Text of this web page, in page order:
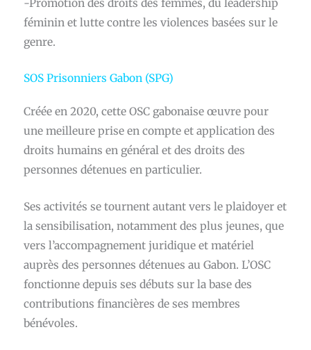
-Promotion des droits des femmes, du leadership
féminin et lutte contre les violences basées sur le
genre.
SOS Prisonniers Gabon (SPG)
Créée en 2020, cette OSC gabonaise œuvre pour
une meilleure prise en compte et application des
droits humains en général et des droits des
personnes détenues en particulier.
Ses activités se tournent autant vers le plaidoyer et
la sensibilisation, notamment des plus jeunes, que
vers l’accompagnement juridique et matériel
auprès des personnes détenues au Gabon. L’OSC
fonctionne depuis ses débuts sur la base des
contributions financières de ses membres
bénévoles.